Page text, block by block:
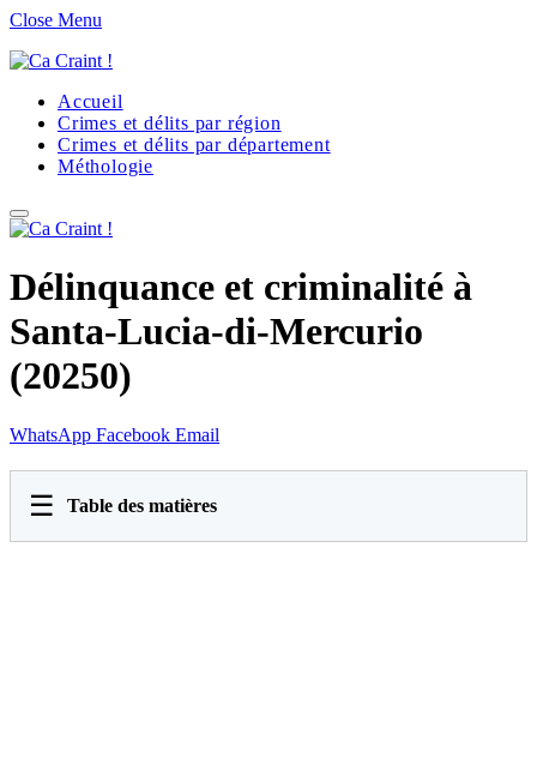
Close Menu
Accueil
Crimes et délits par région
Crimes et délits par département
Méthologie
Délinquance et criminalité à
Santa-Lucia-di-Mercurio
(20250)
WhatsApp Facebook Email
☰ Table des matières